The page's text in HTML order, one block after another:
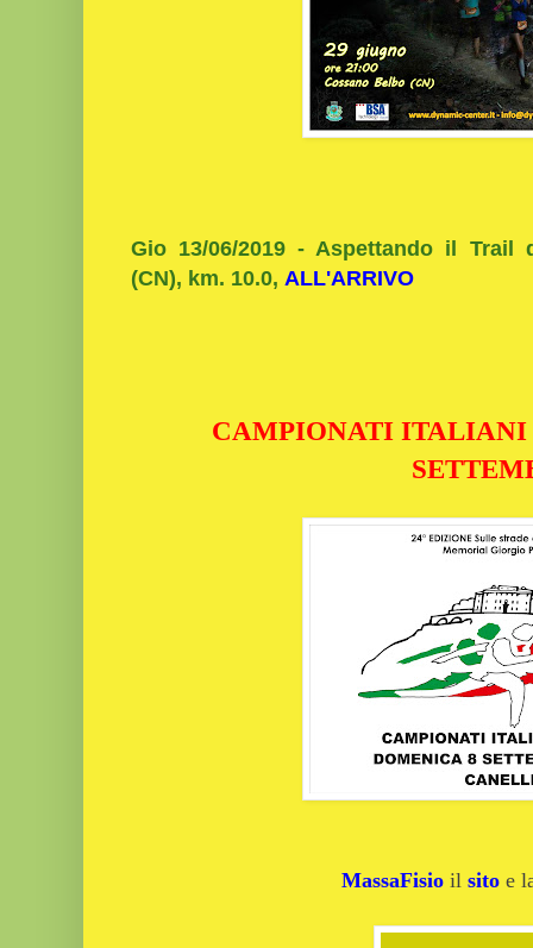
Gio 13/06/2019 - Aspettando il Trail
(CN), km. 10.0, ALL'ARRIVO
CAMPIONATI
MassaFisio il sito e